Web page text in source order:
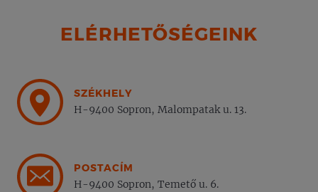
ELÉRHETŐSÉGEINK
SZÉKHELY
H-9400 Sopron, Malompatak u. 13.
POSTACÍM
H-9400 Sopron, Temető u. 6.